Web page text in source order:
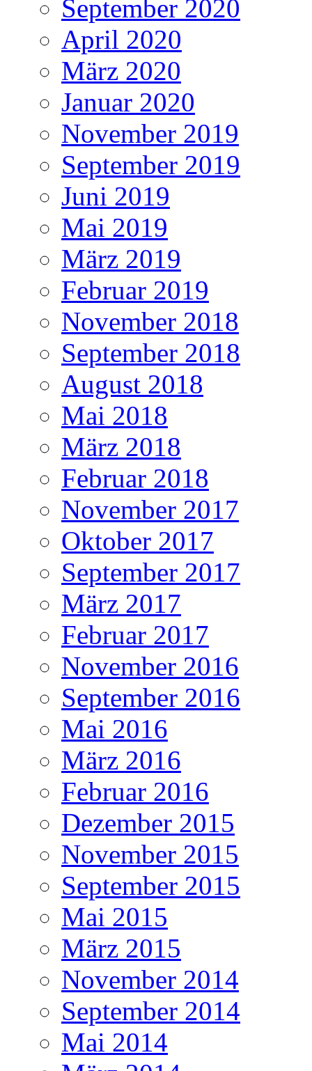
September 2020
April 2020
März 2020
Januar 2020
November 2019
September 2019
Juni 2019
Mai 2019
März 2019
Februar 2019
November 2018
September 2018
August 2018
Mai 2018
März 2018
Februar 2018
November 2017
Oktober 2017
September 2017
März 2017
Februar 2017
November 2016
September 2016
Mai 2016
März 2016
Februar 2016
Dezember 2015
November 2015
September 2015
Mai 2015
März 2015
November 2014
September 2014
Mai 2014